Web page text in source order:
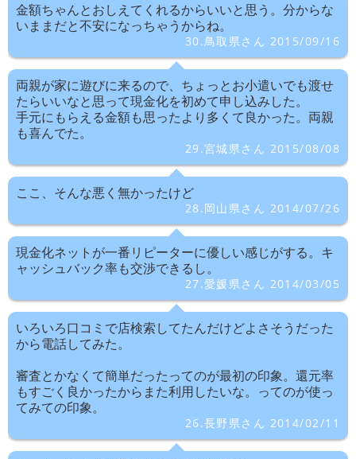
金額ちゃんとおしえてくれるからいいと思う。分からな
いままだと不安になっちゃうからね。
30.鳥取県さん 2015/09/16
両親が家に遊びに来るので、ちょっとお小遣いでも渡せ
たらいいなと思って現金化を初めて申し込みした。
手元にもらえる金額も思ったより多くて良かった。両親
も喜んでた。
29.宮城県さん 2015/08/08
ここ、そんな悪く無かったけど
28.岡山県さん 2014/07/26
現金化ネットが一番リピーターに優しい感じがする。キ
ャッシュバック率も交渉できるし。
27.愛媛県さん 2014/03/05
いろいろ口コミで店検索してたんだけどよさそうだった
から電話してみた。
審査とかなくて簡単だったってのが最初の印象。還元率
もすごく良かったからまた利用したいな。ってのが使っ
てみての印象。
26.長野県さん 2014/02/11